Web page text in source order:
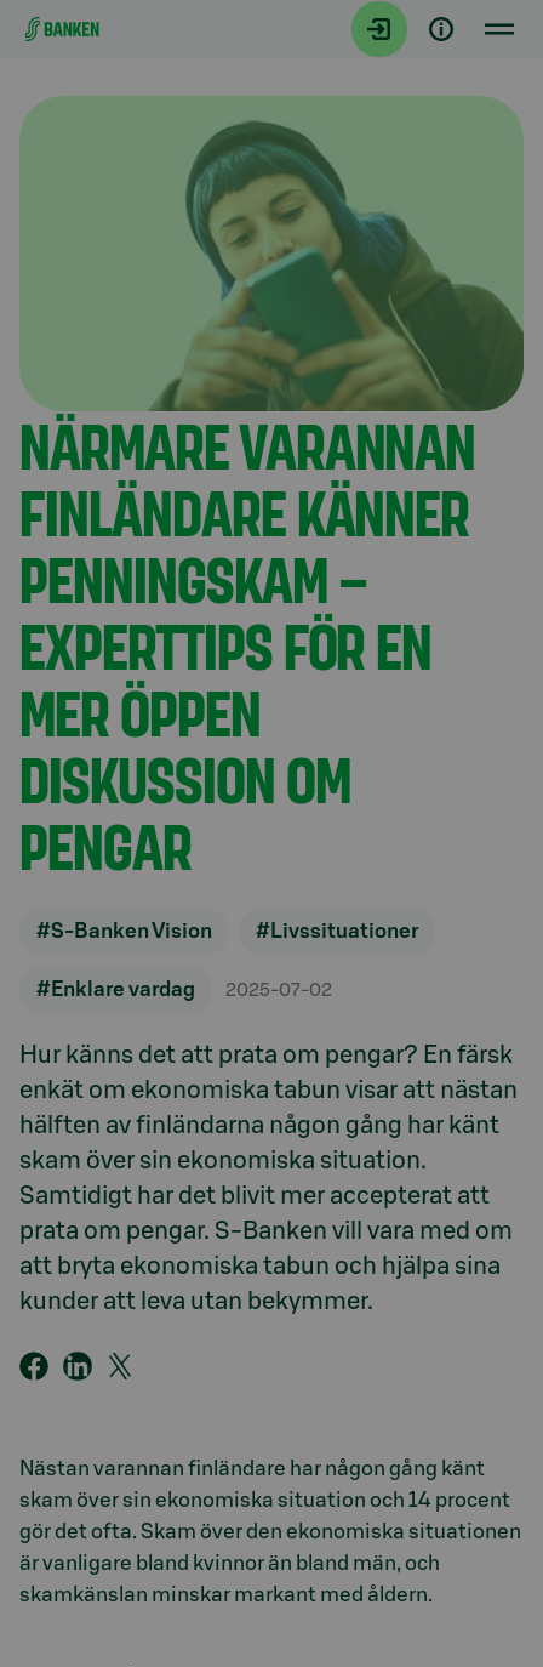
Gå direkt till innehållet
Artiklar
NÄRMARE VARANNAN
FINLÄNDARE KÄNNER
PENNINGSKAM –
EXPERTTIPS FÖR EN
MER ÖPPEN
DISKUSSION OM
PENGAR
#S-Banken Vision #Livssituationer
#Enklare vardag 2025-07-02
Hur känns det att prata om pengar? En färsk
enkät om ekonomiska tabun visar att nästan
hälften av finländarna någon gång har känt
skam över sin ekonomiska situation.
Samtidigt har det blivit mer accepterat att
prata om pengar. S-Banken vill vara med om
att bryta ekonomiska tabun och hjälpa sina
kunder att leva utan bekymmer.
Nästan varannan finländare har någon gång känt
skam över sin ekonomiska situation och 14 procent
gör det ofta. Skam över den ekonomiska situationen
är vanligare bland kvinnor än bland män, och
skamkänslan minskar markant med åldern.